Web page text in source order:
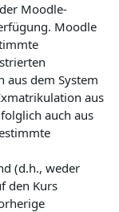
Moodle-
Moodle
aus dem System
aus
auch aus
(d.h., weder
den Kurs